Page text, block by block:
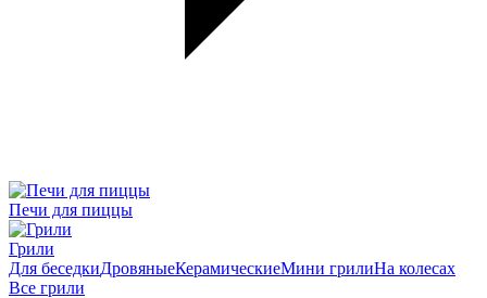
Печи для пиццы
Грили
Для беседкиДровяныеКерамическиеМини грилиНа колесах
Все грили